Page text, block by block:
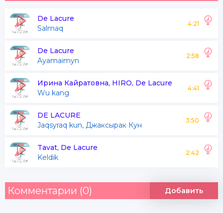
De Lacure
Salmaq
4:21
De Lacure
Ayamaimyn
2:58
Ирина Кайратовна, HIRO, De Lacure
Wu kang
4:41
DE LACURE
Jaqsyraq kun, Джаксырак Кун
3:50
Tavat, De Lacure
Keldіk
2:42
Комментарии (0) Добавить